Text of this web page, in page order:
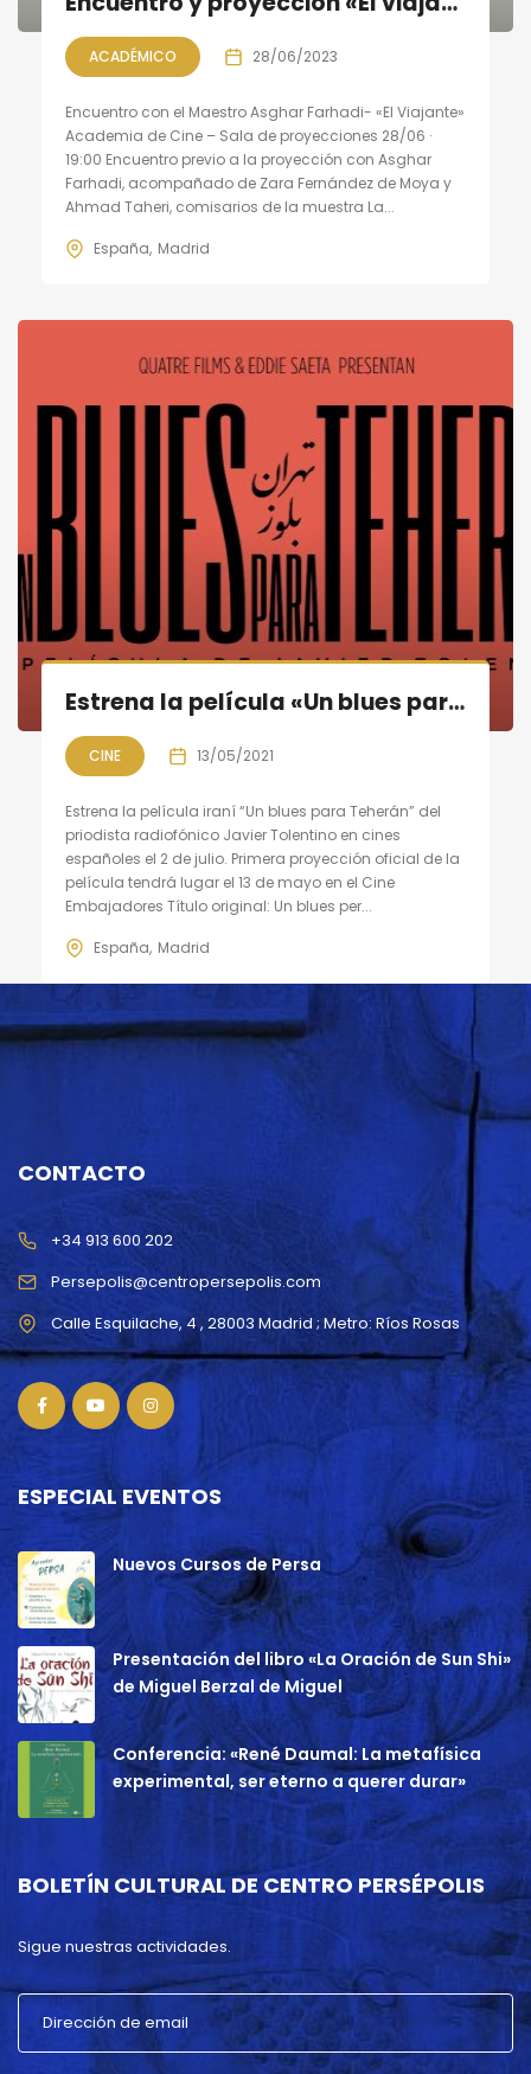
ACADÉMICO 28/06/2023
Encuentro con el Maestro Asghar Farhadi- «El Viajante»
Academia de Cine – Sala de proyecciones 28/06 ·
19:00 Encuentro previo a la proyección con Asghar
Farhadi, acompañado de Zara Fernández de Moya y
Ahmad Taheri, comisarios de la muestra La...
España Madrid
Estrena la película «Un blues para Teherán» de Javier Tolentino
CINE 13/05/2021
Estrena la película iraní “Un blues para Teherán” del
priodista radiofónico Javier Tolentino en cines
españoles el 2 de julio. Primera proyección oficial de la
película tendrá lugar el 13 de mayo en el Cine
Embajadores Título original: Un blues per...
España Madrid
CONTACTO
Persepolis@centropersepolis.com
+34 913 600 202
ESPECIAL EVENTOS
Nuevos Cursos de Persa
Presentación del libro «La Oración de Sun Shi»
de Miguel Berzal de Miguel
Conferencia: «René Daumal: La metafísica
experimental, ser eterno a querer durar»
BOLETÍN CULTURAL DE CENTRO PERSÉPOLIS
Sigue nuestras actividades.